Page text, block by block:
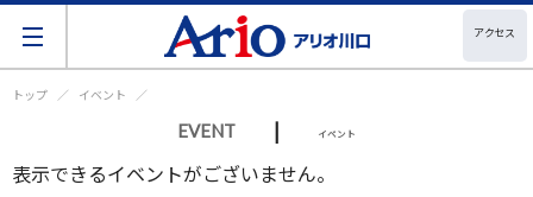
アクセス
トップ イベント
EVENT | イベント
表示できるイベントがございません。